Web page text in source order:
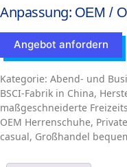
Anpassung: OEM /
Angebot anfordern
Kategorie: Abend- und
BSCI-Fabrik in China,
maßgeschneiderte
OEM Herrenschuhe,
casual, Großhandel